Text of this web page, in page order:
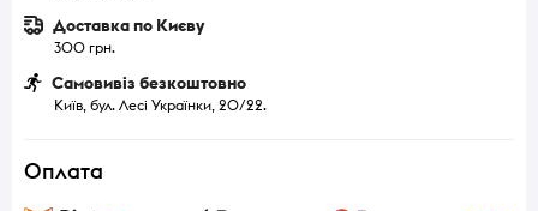
Доставка по Києву
300 грн.
Самовивіз безкоштовно
Київ, бул. Лесі Українки, 20/22.
Оплата